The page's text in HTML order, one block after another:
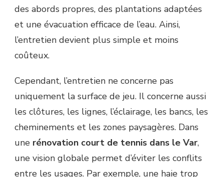
des abords propres, des plantations adaptées
et une évacuation efficace de l’eau. Ainsi,
l’entretien devient plus simple et moins
coûteux.
Cependant, l’entretien ne concerne pas
uniquement la surface de jeu. Il concerne aussi
les clôtures, les lignes, l’éclairage, les bancs, les
cheminements et les zones paysagères. Dans
une rénovation court de tennis dans le Var,
une vision globale permet d’éviter les conflits
entre les usages. Par exemple, une haie trop